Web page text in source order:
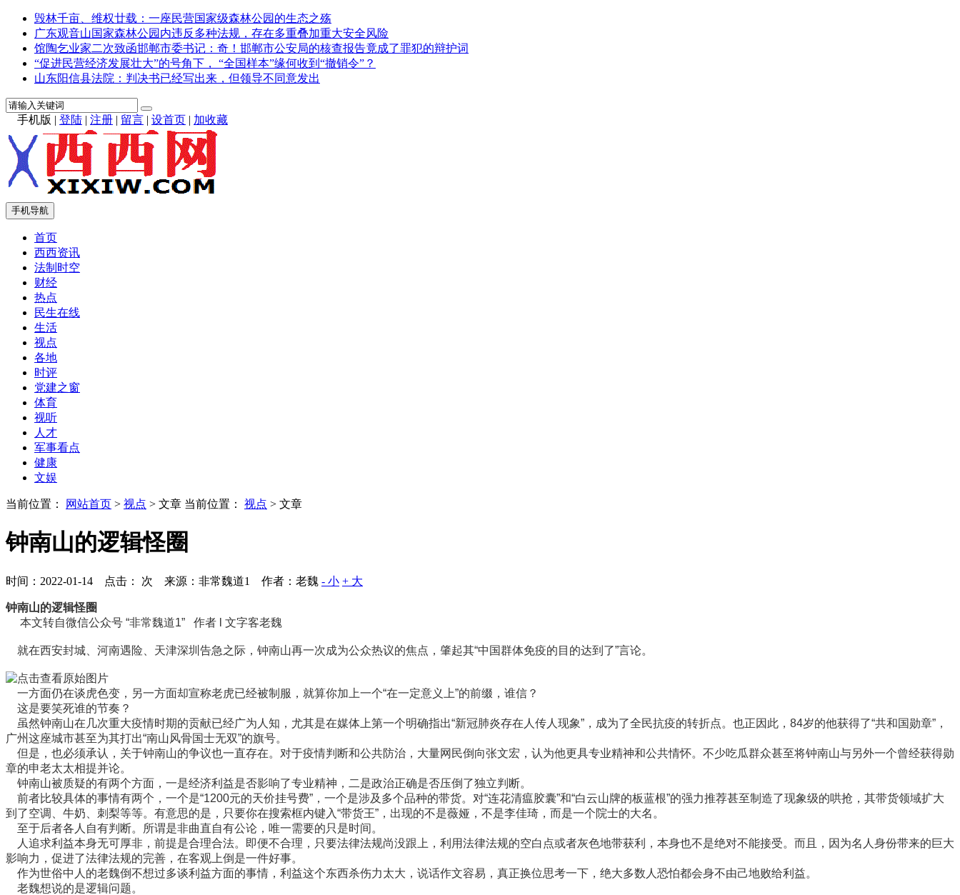
毁林千亩、维权廿载：一座民营国家级森林公园的生态之殇
广东观音山国家森林公园内违反多种法规，存在多重叠加重大安全风险
馆陶乞业家二次致函邯郸市委书记：奇！邯郸市公安局的核查报告竟成了罪犯的辩护词
“促进民营经济发展壮大”的号角下， “全国样本”缘何收到“撤销令”？
山东阳信县法院：判决书已经写出来，但领导不同意发出
手机版 | 登陆 | 注册 | 留言 | 设首页 | 加收藏
手机导航
首页
西西资讯
法制时空
财经
热点
民生在线
生活
视点
各地
时评
党建之窗
体育
视听
人才
军事看点
健康
文娱
当前位置： 网站首页 > 视点 > 文章 当前位置： 视点 > 文章
钟南山的逻辑怪圈
时间：2022-01-14 点击： 次 来源：非常魏道1 作者：老魏 - 小 + 大
钟南山的逻辑怪圈
本文转自微信公众号 “非常魏道1” 作者 l 文字客老魏
就在西安封城、河南遇险、天津深圳告急之际，钟南山再一次成为公众热议的焦点，肇起其“中国群体免疫的目的达到了”言论。
一方面仍在谈虎色变，另一方面却宣称老虎已经被制服，就算你加上一个“在一定意义上”的前缀，谁信？
这是要笑死谁的节奏？
虽然钟南山在几次重大疫情时期的贡献已经广为人知，尤其是在媒体上第一个明确指出“新冠肺炎存在人传人现象”，成为了全民抗疫的转折点。也正因此，84岁的他获得了“共和国勋章”，
广州这座城市甚至为其打出“南山风骨国士无双”的旗号。
但是，也必须承认，关于钟南山的争议也一直存在。对于疫情判断和公共防治，大量网民倒向张文宏，认为他更具专业精神和公共情怀。不少吃瓜群众甚至将钟南山与另外一个曾经获得勋
章的申老太太相提并论。
钟南山被质疑的有两个方面，一是经济利益是否影响了专业精神，二是政治正确是否压倒了独立判断。
前者比较具体的事情有两个，一个是“1200元的天价挂号费”，一个是涉及多个品种的带货。对“连花清瘟胶囊”和“白云山牌的板蓝根”的强力推荐甚至制造了现象级的哄抢，其带货领域扩大
到了空调、牛奶、刺梨等等。有意思的是，只要你在搜索框内键入“带货王”，出现的不是薇娅，不是李佳琦，而是一个院士的大名。
至于后者各人自有判断。所谓是非曲直自有公论，唯一需要的只是时间。
人追求利益本身无可厚非，前提是合理合法。即便不合理，只要法律法规尚没跟上，利用法律法规的空白点或者灰色地带获利，本身也不是绝对不能接受。而且，因为名人身份带来的巨大
影响力，促进了法律法规的完善，在客观上倒是一件好事。
作为世俗中人的老魏倒不想过多谈利益方面的事情，利益这个东西杀伤力太大，说话作文容易，真正换位思考一下，绝大多数人恐怕都会身不由己地败给利益。
老魏想说的是逻辑问题。